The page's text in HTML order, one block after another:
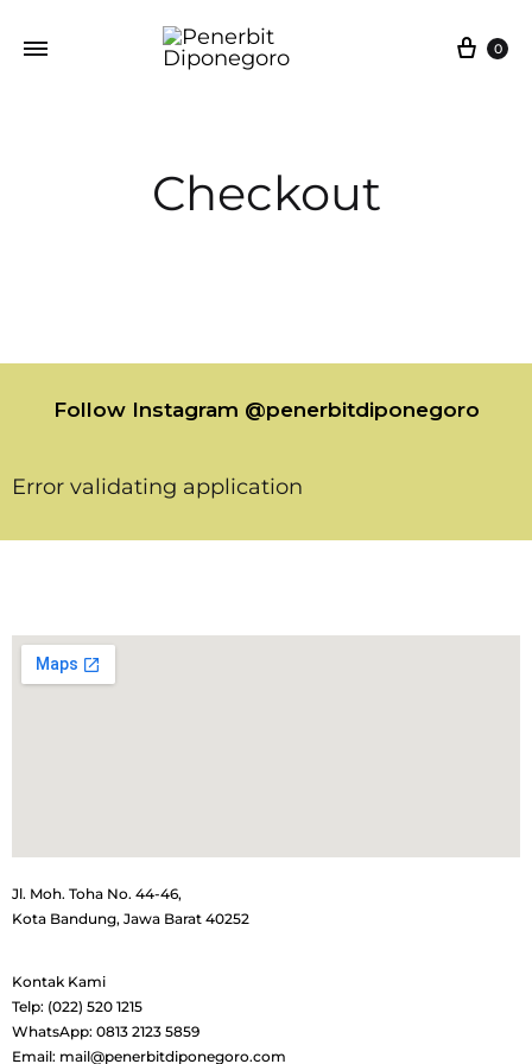
0
Checkout
Follow Instagram @penerbitdiponegoro
Error validating application
Jl. Moh. Toha No. 44-46,
Kota Bandung, Jawa Barat 40252
Kontak Kami
Telp: (022) 520 1215
WhatsApp: 0813 2123 5859
Email: mail@penerbitdiponegoro.com